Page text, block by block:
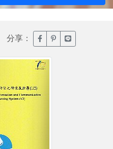
分享： 臉書分享(另開新視窗)
噗浪分享(另開新
Line分享(另